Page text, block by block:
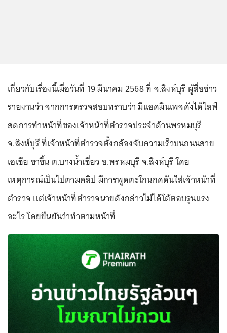
เกี่ยวกับเรื่องนี้เมื่อวันที่ 19 มีนาคม 2568 ที่ จ.สิงห์บุรี ผู้สื่อข่าว
รายงานว่า จากการตรวจสอบทราบว่า มีแอดมินเพจดังได้ไลฟ์
สดการทำหน้าที่ของเจ้าหน้าที่ตำรวจประจำด้านพรหมบุรี
จ.สิงห์บุรี ที่เจ้าหน้าที่ตำรวจตั้งกล้องจับความเร็วบนถนนสาย
เอเชีย ขาขึ้น ต.บางน้ำเชี่ยว อ.พรหมบุรี จ.สิงห์บุรี โดย
เหตุการณ์เป็นไปตามคลิป มีการพูดตะโกนกดดันใส่เจ้าหน้าที่
ตำรวจ แต่เจ้าหน้าที่ตำรวจนายดังกล่าวไม่ได้โต้ตอบรุนแรง
อะไร โดยยืนยันว่าทำตามหน้าที่